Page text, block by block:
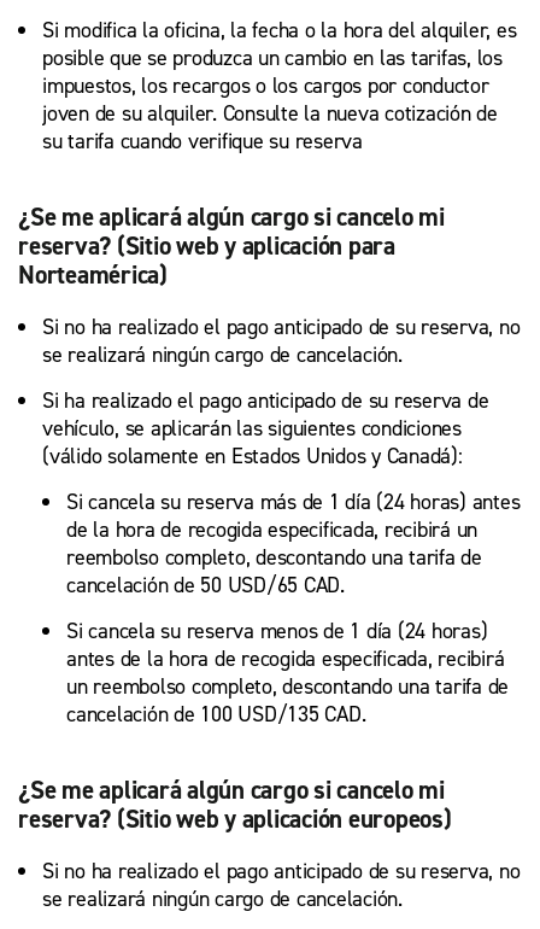
Si modifica la oficina, la fecha o la hora del alquiler, es
posible que se produzca un cambio en las tarifas, los
impuestos, los recargos o los cargos por conductor
joven de su alquiler. Consulte la nueva cotización de
su tarifa cuando verifique su reserva
¿Se me aplicará algún cargo si cancelo mi
reserva? (Sitio web y aplicación para
Norteamérica)
Si no ha realizado el pago anticipado de su reserva, no
se realizará ningún cargo de cancelación.
Si ha realizado el pago anticipado de su reserva de
vehículo, se aplicarán las siguientes condiciones
(válido solamente en Estados Unidos y Canadá):
Si cancela su reserva más de 1 día (24 horas) antes
de la hora de recogida especificada, recibirá un
reembolso completo, descontando una tarifa de
cancelación de 50 USD/65 CAD.
Si cancela su reserva menos de 1 día (24 horas)
antes de la hora de recogida especificada, recibirá
un reembolso completo, descontando una tarifa de
cancelación de 100 USD/135 CAD.
¿Se me aplicará algún cargo si cancelo mi
reserva? (Sitio web y aplicación europeos)
Si no ha realizado el pago anticipado de su reserva, no
se realizará ningún cargo de cancelación.